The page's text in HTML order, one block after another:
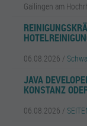
Gailingen am
06.08.2026 /
JAVA
KONSTANZ
06.08.2026 /